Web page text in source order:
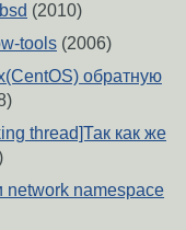
(2010)
tools (2006)
обратную
thread]Так как же
network namespace